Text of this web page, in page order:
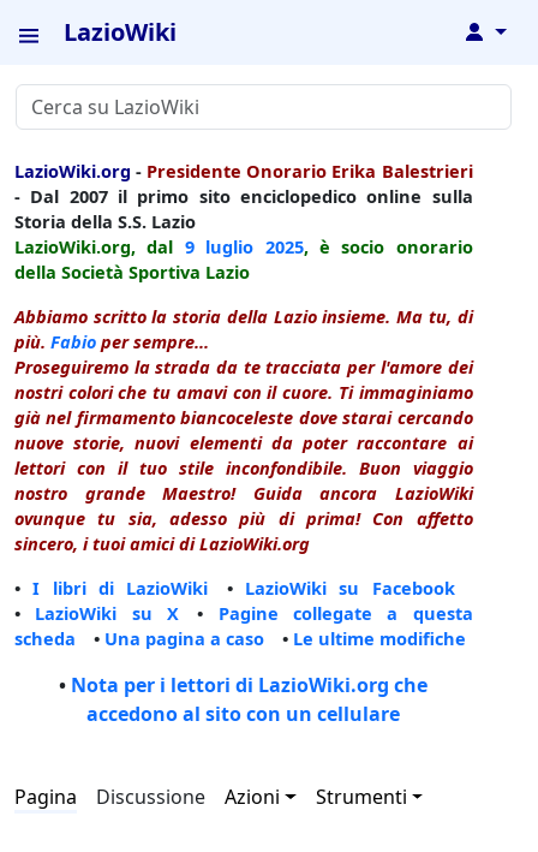
LazioWiki ↓
LazioWiki.org - Presidente Onorario Erika Balestrieri
- Dal 2007 il primo sito enciclopedico online sulla
Storia della S.S. Lazio
LazioWiki.org, dal 9 luglio 2025, è socio onorario
della Società Sportiva Lazio
Abbiamo scritto la storia della Lazio insieme. Ma tu, di
più. Fabio per sempre...
Proseguiremo la strada da te tracciata per l'amore dei
nostri colori che tu amavi con il cuore. Ti immaginiamo
già nel firmamento biancoceleste dove starai cercando
nuove storie, nuovi elementi da poter raccontare ai
lettori con il tuo stile inconfondibile. Buon viaggio
nostro grande Maestro! Guida ancora LazioWiki
ovunque tu sia, adesso più di prima! Con affetto
sincero, i tuoi amici di LazioWiki.org
•I libri di LazioWiki • LazioWiki su Facebook
• LazioWiki su X • Pagine collegate a questa
scheda • Una pagina a caso • Le ultime modifiche
• Nota per i lettori di LazioWiki.org che
accedono al sito con un cellulare
Pagina Discussione Azioni Strumenti